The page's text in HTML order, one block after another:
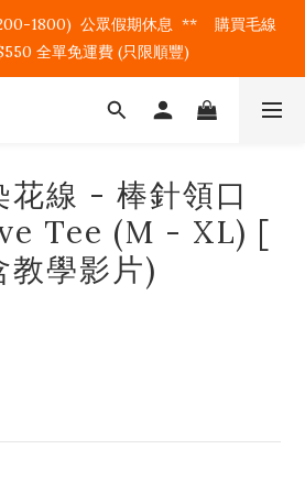
1800)  公眾假期休息  **    購買毛線
全單免運費 (只限順豐)
線 - 棒針領口
Tee (M - XL) [
學影片)